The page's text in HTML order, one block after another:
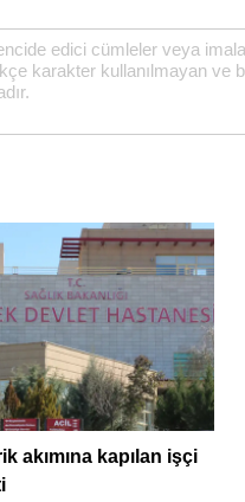
akımına kapılan işçi